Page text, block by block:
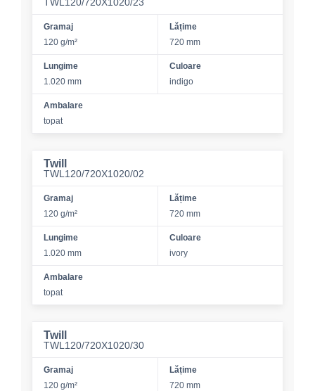
Gramaj
120 g/m²
Lățime
720 mm
Lungime
1.020 mm
Culoare
indigo
Ambalare
topat
Twill
TWL120/720X1020/02
Gramaj
120 g/m²
Lățime
720 mm
Lungime
1.020 mm
Culoare
ivory
Ambalare
topat
Twill
TWL120/720X1020/30
Gramaj
120 g/m²
Lățime
720 mm